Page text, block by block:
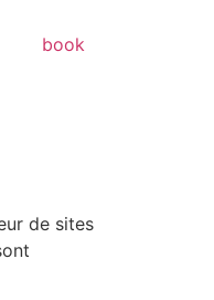
book
de sites